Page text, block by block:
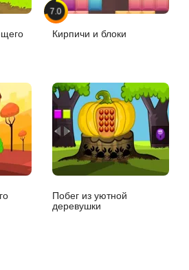
7.0
Кирпичи и блоки
Побег из уютной
деревушки